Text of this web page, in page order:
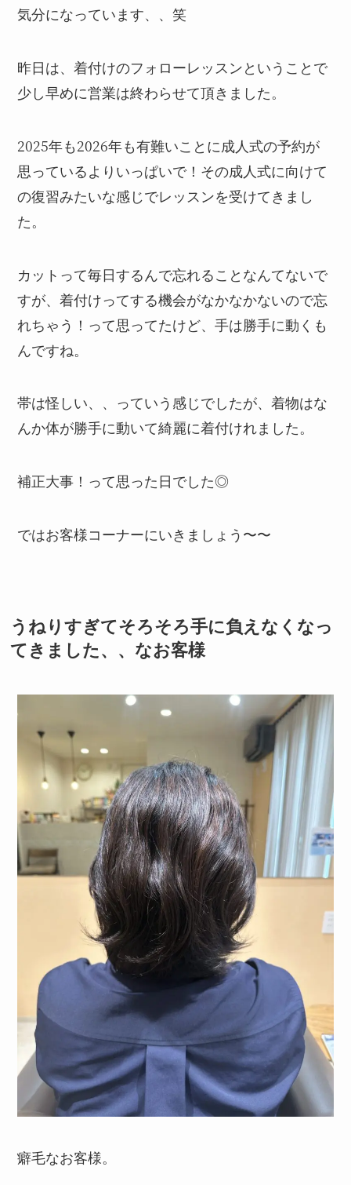
気分になっています、、笑
昨日は、着付けのフォローレッスンということで
少し早めに営業は終わらせて頂きました。
2025年も2026年も有難いことに成人式の予約が
思っているよりいっぱいで！その成人式に向けて
の復習みたいな感じでレッスンを受けてきまし
た。
カットって毎日するんで忘れることなんてないで
すが、着付けってする機会がなかなかないので忘
れちゃう！って思ってたけど、手は勝手に動くも
んですね。
帯は怪しい、、っていう感じでしたが、着物はな
んか体が勝手に動いて綺麗に着付けれました。
補正大事！って思った日でした◎
ではお客様コーナーにいきましょう〜〜
うねりすぎてそろそろ手に負えなくなっ
てきました、、なお客様
癖毛なお客様。